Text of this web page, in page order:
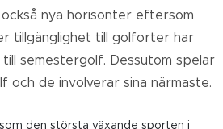
nya horisonter eftersom
tillgänglighet till golforter har
semestergolf. Dessutom spelar
och de involverar sina närmaste.
den största växande sporten i